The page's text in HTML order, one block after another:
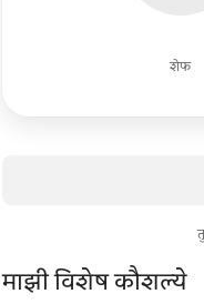
शेफ
माझी विशेष कौशल्ये